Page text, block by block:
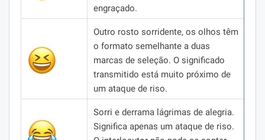
engraçado.
Outro rosto sorridente, os olhos têm
o formato semelhante a duas
marcas de seleção. O significado
transmitido está muito próximo de
um ataque de riso.
Sorri e derrama lágrimas de alegria.
Significa apenas um ataque de riso.